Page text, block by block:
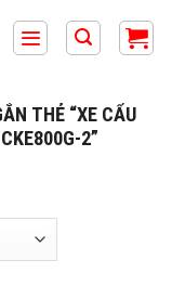
THẺ “XE CẨU
2”